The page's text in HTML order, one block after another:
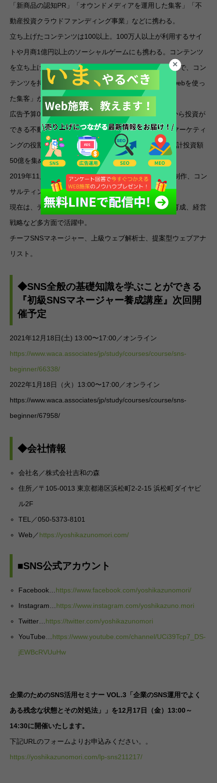
「新商品の認知PR」「オウンドメディアを運用した集客」「不
動産投資クラウドファンディング事業」などに携わる。
立ち上げたコンテンツは100以上。100万人以上が利用するサイ
トや月商1億円以上のソーシャルゲームにも携わる。コンテンツ
を立ち上げてその後の集客や運用を日々することが好きで、コン
テンツを持っている方との「アライアンス業務」と「webを使っ
た集客」が得意。
広告予算0円で20万人の会員を獲得したり、1口1万円から投資が
できる不動産投資クラウドファンディングをデジタルマーケティ
ングの役割で立ち上げ、当時業界最多の会員8万人と累計投資額
50億を集める。
2019年11月デジタルマーケティング（web集客、web制作、コン
サルティング）で起業。
現在は、デジタルマーケティングやサイト制作、組織育成、経営
戦略など多方面で活躍中。
チーフSNSマネージャー、上級ウェブ解析士、提案型ウェブアナ
リスト。
◆SNS全般の基礎知識を学ぶことができる
『初級SNSマネージャー養成講座』次回開
催予定
2021年12月18日(土) 13:00〜17:00／オンライン
https://www.waca.associates/jp/study/courses/course/sns-
beginner/66338/
2022年1月18日（火）13:00〜17:00／オンライン
https://www.waca.associates/jp/study/courses/course/sns-
beginner/67958/
◆会社情報
会社名／株式会社吉和の森
住所／〒105‐0013 東京都港区浜松町2-2-15 浜松町ダイヤビ
ル2F
TEL／050-5373-8101
Web／https://yoshikazunomori.com/
■SNS公式アカウント
Facebook…https://www.facebook.com/yoshikazunomori/
Instagram…https://www.instagram.com/yoshikazuno.mori
Twitter…https://twitter.com/yoshikazunomori
YouTube…https://www.youtube.com/channel/UCi39Tcp7_DS-
jEWBcRVUuHw
企業のためのSNS活用セミナー VOL.3「企業のSNS運用でよく
ある残念な状態とその対処法」」を12月17日（金）13:00～
14:30に開催いたします。
下記URLのフォームよりお申込みください。。
https://yoshikazunomori.com/lp-sns211217/